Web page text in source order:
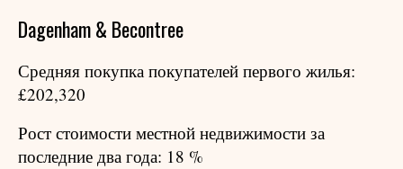
Dagenham & Becontree
Средняя покупка покупателей первого жилья:
£202,320
Рост стоимости местной недвижимости за
последние два года: 18 %